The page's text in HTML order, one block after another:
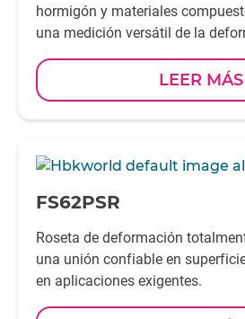
hormigón y materiales
una medición versátil de la
LEER MÁS
-
FS62PSR
Roseta de deformación
una unión confiable en
en aplicaciones exigentes.